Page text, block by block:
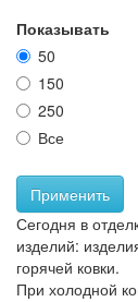
Показывать
50
150
250
Все
Применить
Сегодня в
изделий:
горячей ковки.
При холодной